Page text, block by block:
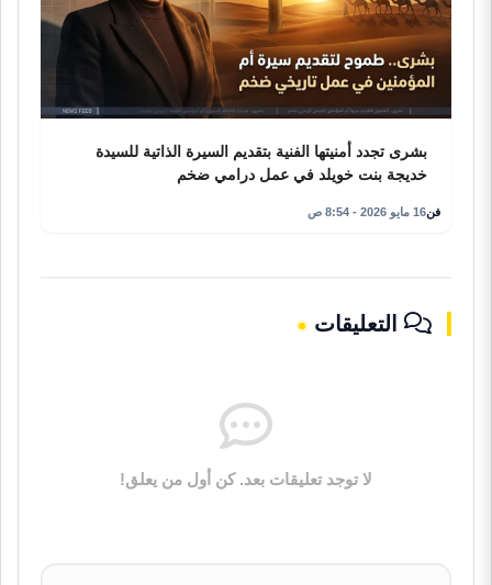
بشرى تجدد أمنيتها الفنية بتقديم السيرة الذاتية للسيدة
خديجة بنت خويلد في عمل درامي ضخم
فن16 مايو 2026 - 8:54 ص
التعليقات
لا توجد تعليقات بعد. كن أول من يعلق!